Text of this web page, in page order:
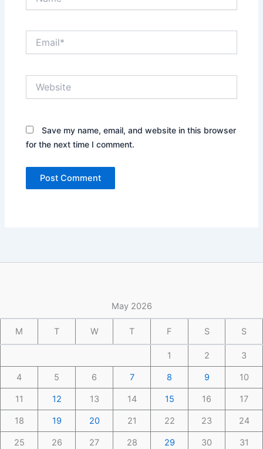
Save my name, email, and website in this browser
for the next time I comment.
May 2026
M T W T F S S
1 2 3
4 5 6 7 8 9 10
11 12 13 14 15 16 17
18 19 20 21 22 23 24
25 26 27 28 29 30 31